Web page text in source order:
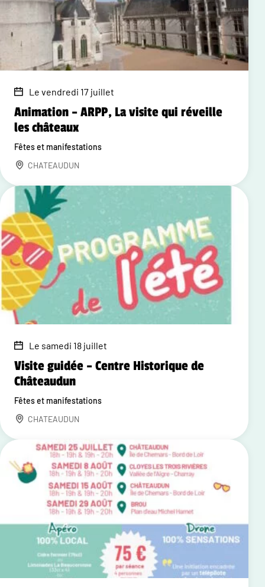
Le vendredi 17 juillet
Animation – ARPP, La visite qui réveille
les châteaux
Fêtes et manifestations
CHATEAUDUN
Le samedi 18 juillet
Visite guidée – Centre Historique de
Châteaudun
Fêtes et manifestations
CHATEAUDUN